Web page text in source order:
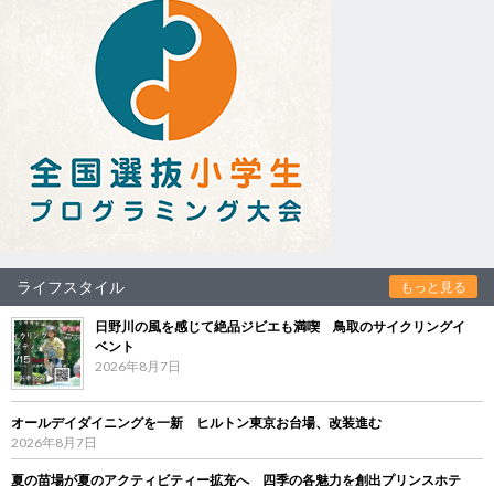
ライフスタイル もっと見る
日野川の風を感じて絶品ジビエも満喫 鳥取のサイクリングイ
ベント
2026年8月7日
オールデイダイニングを一新 ヒルトン東京お台場、改装進む
2026年8月7日
夏の苗場が夏のアクティビティー拡充へ 四季の各魅力を創出プリンスホテ